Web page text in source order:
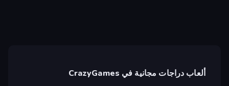
ألعاب دراجات مجانية في CrazyGames